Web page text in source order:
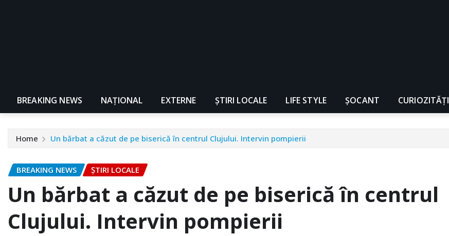
BREAKING NEWS NAŢIONAL EXTERNE ȘTIRI LOCALE LIFE STYLE ȘOCANT CURIOZITĂȚI
Home Un bărbat a căzut de pe biserică în centrul Clujului. Intervin pompierii
BREAKING NEWS ȘTIRI LOCALE
Un bărbat a căzut de pe biserică în centrul
Clujului. Intervin pompierii